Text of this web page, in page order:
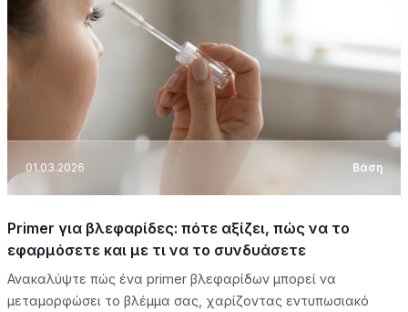
01.03.2026 Βάση
Primer για βλεφαρίδες: πότε αξίζει, πώς να το
εφαρμόσετε και με τι να το συνδυάσετε
Ανακαλύψτε πώς ένα primer βλεφαρίδων μπορεί να
μεταμορφώσει το βλέμμα σας, χαρίζοντας εντυπωσιακό